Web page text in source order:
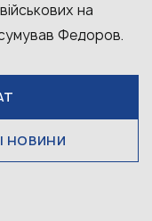
на
Федоров.
НОВИНИ